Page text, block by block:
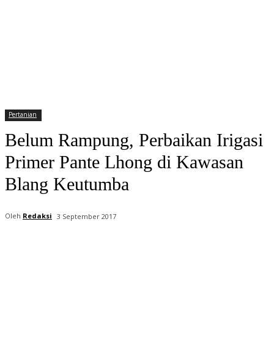
Pertanian
Belum Rampung, Perbaikan Irigasi
Primer Pante Lhong di Kawasan
Blang Keutumba
Oleh Redaksi 3 September 2017